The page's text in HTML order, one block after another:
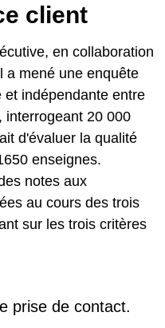
client
en collaboration
a mené une enquête
indépendante entre
interrogeant 20 000
d'évaluer la qualité
enseignes.
notes aux
au cours des trois
sur les trois critères
prise de contact.